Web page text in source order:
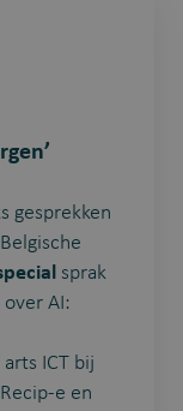
gesprekken
sprak
AI:
ICT bij
e en